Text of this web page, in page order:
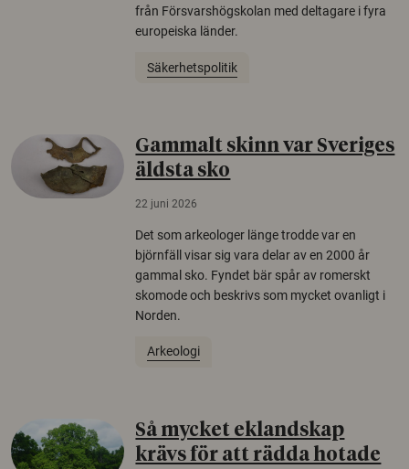
från Försvarshögskolan med deltagare i fyra
europeiska länder.
Säkerhetspolitik
Gammalt skinn var Sveriges
äldsta sko
22 juni 2026
Det som arkeologer länge trodde var en
björnfäll visar sig vara delar av en 2000 år
gammal sko. Fyndet bär spår av romerskt
skomode och beskrivs som mycket ovanligt i
Norden.
Arkeologi
Så mycket eklandskap
krävs för att rädda hotade